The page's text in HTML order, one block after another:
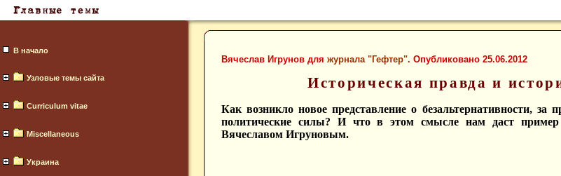
В начало
Узловые темы сайта
Curriculum vitae
Miscellaneous
Украина
Вячеслав Игрунов для журнала "Гефтер". Опубликовано 25.06.2012
Историческая правда и
Как возникло новое представление о безальтернативности, за
политические силы? И что в этом смысле нам даст
Вячеславом Игруновым.